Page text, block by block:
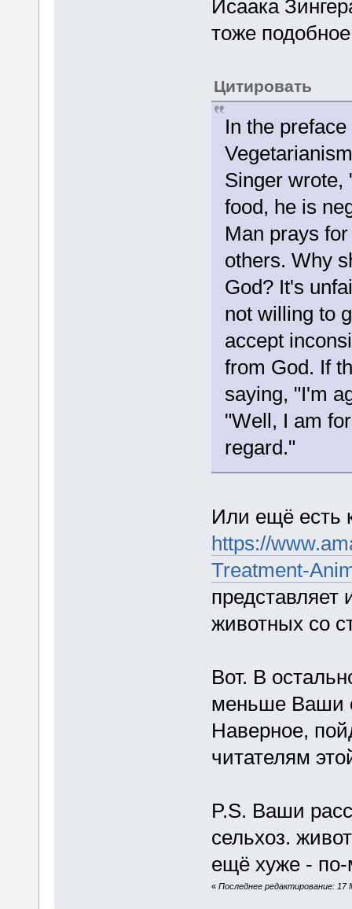
Исаака
тоже
Цитировать
In the
Singer wrote,
food, he is
Man prays
others. Why
God? It's
not willing to
accept
from God. If
saying, "I'm
"Well, I am
regard."
Или ещё есть
https://
Treatment-
представляет
животных со
Вот. В
меньше Ваши
Наверное,
читателям
P.S. Ваши
сельхоз.
ещё хуже -
« Последнее редактирование: 17